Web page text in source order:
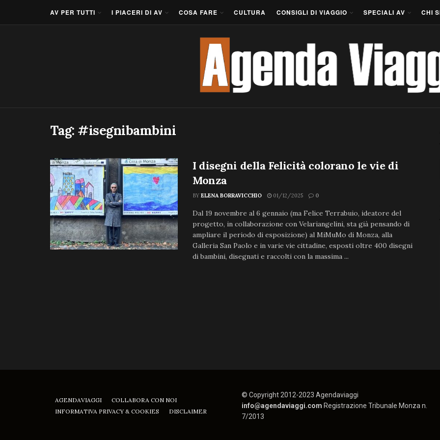
AV PER TUTTI I PIACERI DI AV COSA FARE CULTURA CONSIGLI DI VIAGGIO SPECIALI AV CHI
Tag: #isegnibambini
I disegni della Felicità colorano le vie di
Monza
BY ELENA BORRAVICCHIO 01/12/2025 0
Dal 19 novembre al 6 gennaio (ma Felice Terrabuio, ideatore del
progetto, in collaborazione con Velariangelini, sta già pensando di
ampliare il periodo di esposizione) al MiMuMo di Monza, alla
Galleria San Paolo e in varie vie cittadine, esposti oltre 400 disegni
di bambini, disegnati e raccolti con la massima ...
AGENDAVIAGGI
COLLABORA CON NOI
INFORMATIVA PRIVACY & COOKIES
DISCLAIMER
© Copyright 2012-2023 Agendaviaggi
info@agendaviaggi.com Registrazione Tribunale Monza n.
7/2013